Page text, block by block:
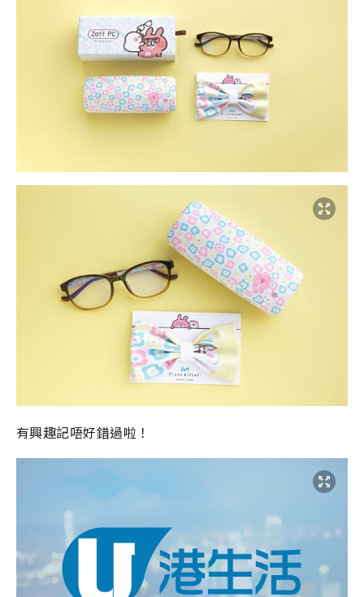
有興趣記唔好錯過啦！